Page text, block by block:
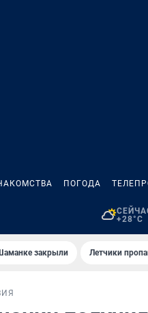
ПОГОДА
+28°C
закрыли Летчики